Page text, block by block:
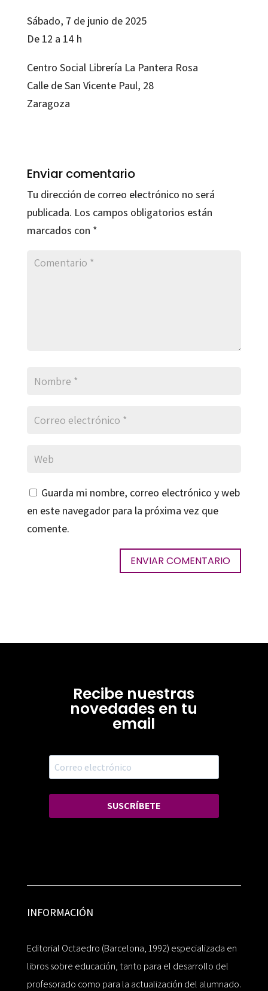
Sábado, 7 de junio de 2025
De 12 a 14 h
Centro Social Librería La Pantera Rosa
Calle de San Vicente Paul, 28
Zaragoza
Enviar comentario
Tu dirección de correo electrónico no será
publicada. Los campos obligatorios están
marcados con *
Guarda mi nombre, correo electrónico y web
en este navegador para la próxima vez que
comente.
Recibe nuestras
novedades en tu
email
SUSCRÍBETE
INFORMACIÓN
Editorial Octaedro (Barcelona, 1992) especializada en
libros sobre educación, tanto para el desarrollo del
profesorado como para la actualización del alumnado.